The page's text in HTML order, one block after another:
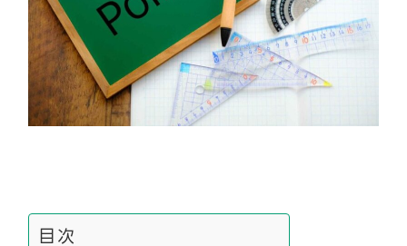
目次